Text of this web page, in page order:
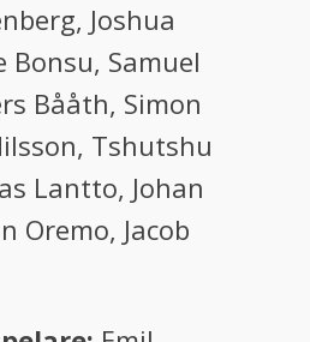
Joshua
Bonsu, Samuel
Bååth, Simon
Tshutshu
Lantto, Johan
Oremo, Jacob